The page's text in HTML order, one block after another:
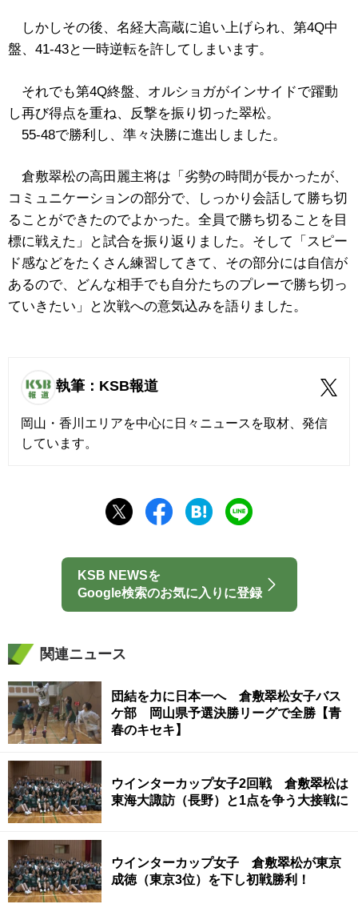
しかしその後、 名経大高蔵に追い上げられ、 第4Q中
盤、41-43と一時逆転を許してしまいます。
それでも第4Q終盤、オルショガがインサイドで躍動
し再び得点を重ね、反撃を振り切った翠松。
55-48で勝利し、準々決勝に進出しました。
倉敷翠松の高田麗主将は「劣勢の時間が長かったが、
コミュニケーションの部分で、しっかり会話して勝ち切
ることができたのでよかった。全員で勝ち切ることを目
標に戦えた」と試合を振り返りました。そして「スピー
ド感などをたくさん練習してきて、その部分には自信が
あるので、どんな相手でも自分たちのプレーで勝ち切っ
ていきたい」と次戦への意気込みを語りました。
執筆：KSB報道
岡山・香川エリアを中心に日々ニュースを取材、発信
しています。
KSB NEWSを
Google検索のお気に入りに登録
関連ニュース
団結を力に日本一へ 倉敷翠松女子バス
ケ部 岡山県予選決勝リーグで全勝【青
春のキセキ】
ウインターカップ女子2回戦 倉敷翠松は
東海大諏訪（長野）と1点を争う大接戦に
ウインターカップ女子 倉敷翠松が東京
成徳（東京3位）を下し初戦勝利！